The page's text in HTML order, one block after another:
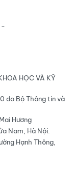
-
HỌC VÀ KỸ
do Bộ Thông tin và
Hương
Nam, Hà Nội.
Hạnh Thông,